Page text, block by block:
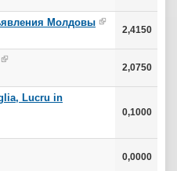
Молдовы
2,4150
2,0750
Lucru in
0,1000
0,0000